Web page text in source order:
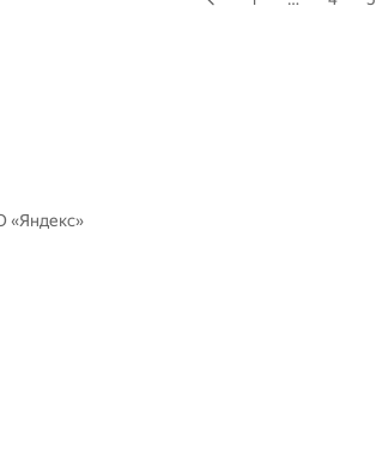
«Яндекс»